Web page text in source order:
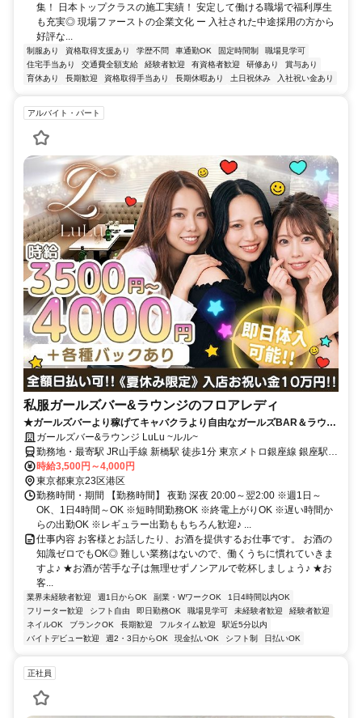
集！ 日本トップクラスの施工実績！ 安定して働ける職場で福利厚生
も充実◎ 現場ファーストの企業文化 ー 入社された中途採用の方から
好評な...
制服あり 資格取得支援あり 学歴不問 車通勤OK 固定時間制
職場見学可
住宅手当あり
交通費全額支給 経験者歓迎 有資格者歓迎 研修あり
賞与あり
育休あり
長期歓迎 資格取得手当あり 長期休暇あり 土日祝休み 入社祝い金あり
アルバイト・パート
私服ガールズバー&ラウンジのフロアレディ
★ガールズバーより稼げてキャバクラより自由なガールズBAR＆ラウン
ジ★お店見学＆体験入店・毎日実施中♪
ガールズバー&ラウンジ LuLu ~ルル~
勤務地・最寄駅 JR山手線 新橋駅 徒歩1分 東京メトロ銀座線 銀座駅
徒歩12分 都営三田線 内幸町駅 徒歩3分
時給3,500円～4,000円
東京都東京23区港区
勤務時間・期間 【勤務時間】 夜勤 深夜 20:00～翌2:00 ※週1日～
OK、1日4時間～OK ※短時間勤務OK ※終電上がりOK ※遅い時間か
らの出勤OK ※レギュラー出勤ももちろん歓迎♪ ...
仕事内容 お客様とお話したり、お酒を提供するお仕事です。 お酒の
知識ゼロでもOK◎ 難しい業務はないので、働くうちに慣れていきま
すよ♪ ★お酒が苦手な子は無理せずノンアルで乾杯しましょう♪ ★お
客...
業界未経験者歓迎 週1日からOK 副業・WワークOK
1日4時間以内OK
フリーター歓迎
シフト自由 即日勤務OK 職場見学可 未経験者歓迎
経験者歓迎
ネイルOK
ブランクOK 長期歓迎 フルタイム歓迎
駅近5分以内
バイトデビュー歓迎
週2・3日からOK 現金払いOK シフト制 日払いOK
正社員